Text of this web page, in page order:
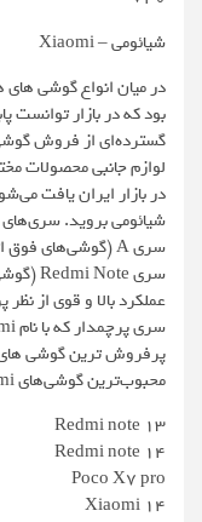
شیائومی – Xiaomi
در میان انواع گوشی‌
بود که در بازار توانست
گسترده‌ای از فروش
لوازم جانبی محصولات
در بازار ایران یافت
شیائومی بروید.
عملکرد بالا و قوی از
پرفروش ترین گوشی های
محبوب‌ترین گوشی‌های Xiaomi
Redmi note 13
Redmi note 14
Poco X7 pro
Xiaomi 14